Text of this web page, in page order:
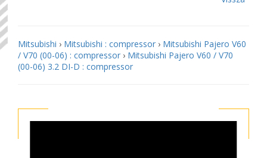
Mitsubishi › Mitsubishi : compressor › Mitsubishi Pajero V60
/ V70 (00-06) : compressor › Mitsubishi Pajero V60 / V70
(00-06) 3.2 DI-D : compressor